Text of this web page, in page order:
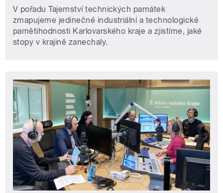
V pořadu Tajemství technických památek
zmapujeme jedinečné industriální a technologické
pamětihodnosti Karlovarského kraje a zjistíme, jaké
stopy v krajině zanechaly.